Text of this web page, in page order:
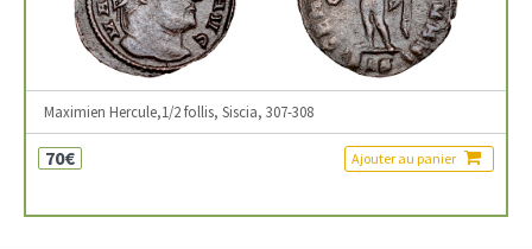
Maximien Hercule,1/2 follis, Siscia, 307-308
70€ Ajouter au panier